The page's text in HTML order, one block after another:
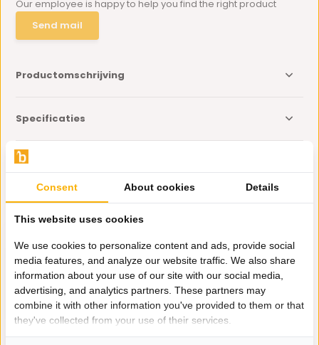
Our employee is happy to help you find the right product
Send mail
Productomschrijving
Specificaties
Delen
Eerder bekeken door jou
Theeglazen Aydin -
165 ml - set van 6
9,95
Consent About cookies Details
This website uses cookies
We use cookies to personalize content and ads, provide social
media features, and analyze our website traffic. We also share
information about your use of our site with our social media,
advertising, and analytics partners. These partners may
combine it with other information you've provided to them or that
they've collected from your use of their services.